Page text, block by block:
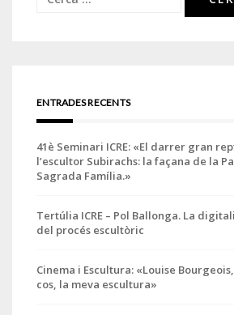
ENTRADES RECENTS
41è Seminari ICRE: «El darrer gran
l’escultor Subirachs: la façana de la
Sagrada Família.»
Tertúlia ICRE – Pol Ballonga. La
del procés escultòric
Cinema i Escultura: «Louise
cos, la meva escultura»